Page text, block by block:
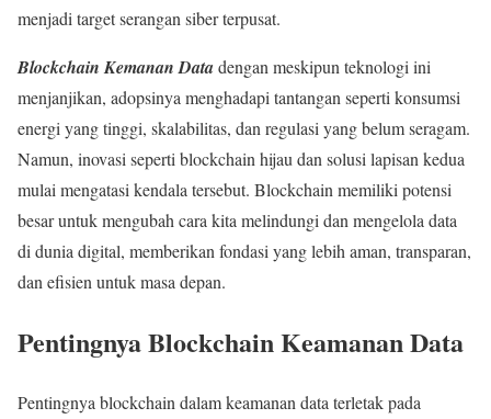
menjadi target serangan siber terpusat.
Blockchain Kemanan Datadengan meskipun teknologi ini
menjanjikan, adopsinya menghadapi tantangan seperti konsumsi
energi yang tinggi, skalabilitas, dan regulasi yang belum seragam.
Namun, inovasi seperti blockchain hijau dan solusi lapisan kedua
mulai mengatasi kendala tersebut. Blockchain memiliki potensi
besar untuk mengubah cara kita melindungi dan mengelola data
di dunia digital, memberikan fondasi yang lebih aman, transparan,
dan efisien untuk masa depan.
Pentingnya Blockchain Keamanan Data
Pentingnya blockchain dalam keamanan data terletak pada